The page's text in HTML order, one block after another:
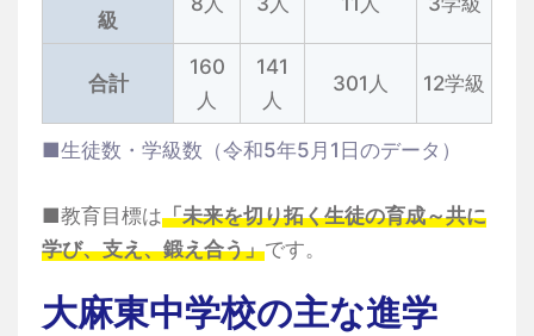
■生徒数・学級数（令和5年5月1日のデータ）
級
合計
160
人
141
人
301人 12学級
■教育目標は「未来を切り拓く生徒の育成～共に
学び、支え、鍛え合う」です。
大麻東中学校の主な進学